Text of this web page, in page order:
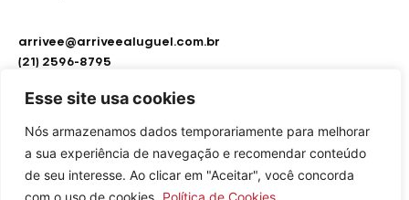
Esse site usa cookies
Nós armazenamos dados temporariamente para melhorar
a sua experiência de navegação e recomendar conteúdo
de seu interesse. Ao clicar em "Aceitar", você concorda
com o uso de cookies. Política de Cookies
arrivee@arriveealuguel.com.br
(21) 2596-8795